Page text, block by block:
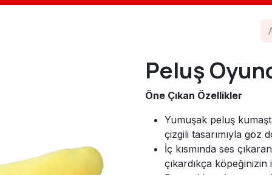
Peluş
Öne Çıkan Özellikler
Yumuşak peluş
çizgili tasarımıyla göz
İç kısmında ses
çıkardıkça